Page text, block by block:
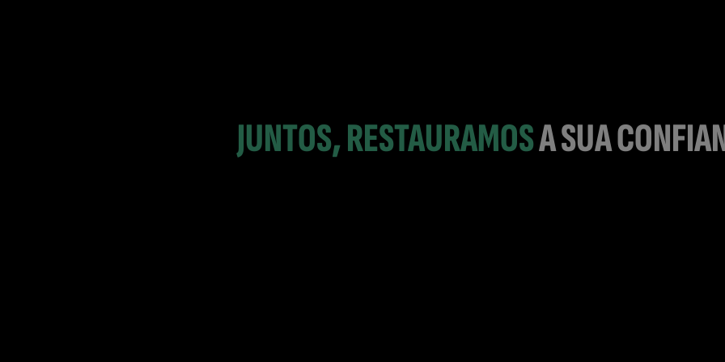
JUNTOS, RESTAURAMOSA SUA